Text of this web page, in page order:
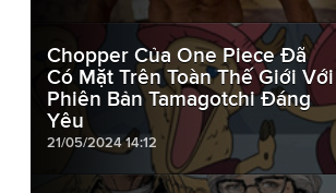
Chopper Của One Piece Đã
Có Mặt Trên Toàn Thế Giới Với
Phiên Bản Tamagotchi Đáng
Yêu
21/05/2024 14:12